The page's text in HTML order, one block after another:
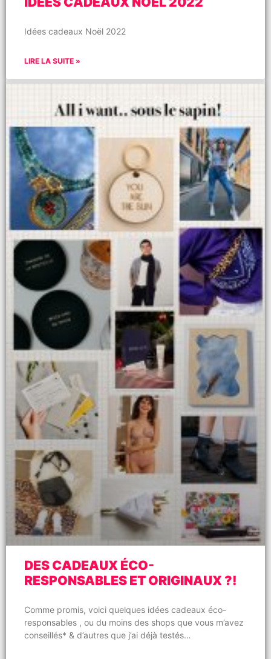
Idées cadeaux Noël 2022
LIRE LA SUITE »
DES CADEAUX ÉCO-
RESPONSABLES ET ORIGINAUX ?!
Comme promis, voici quelques idées cadeaux éco-
responsables , ou du moins des shops que vous m’avez
conseillés* & d’autres que j’ai déjà testés…